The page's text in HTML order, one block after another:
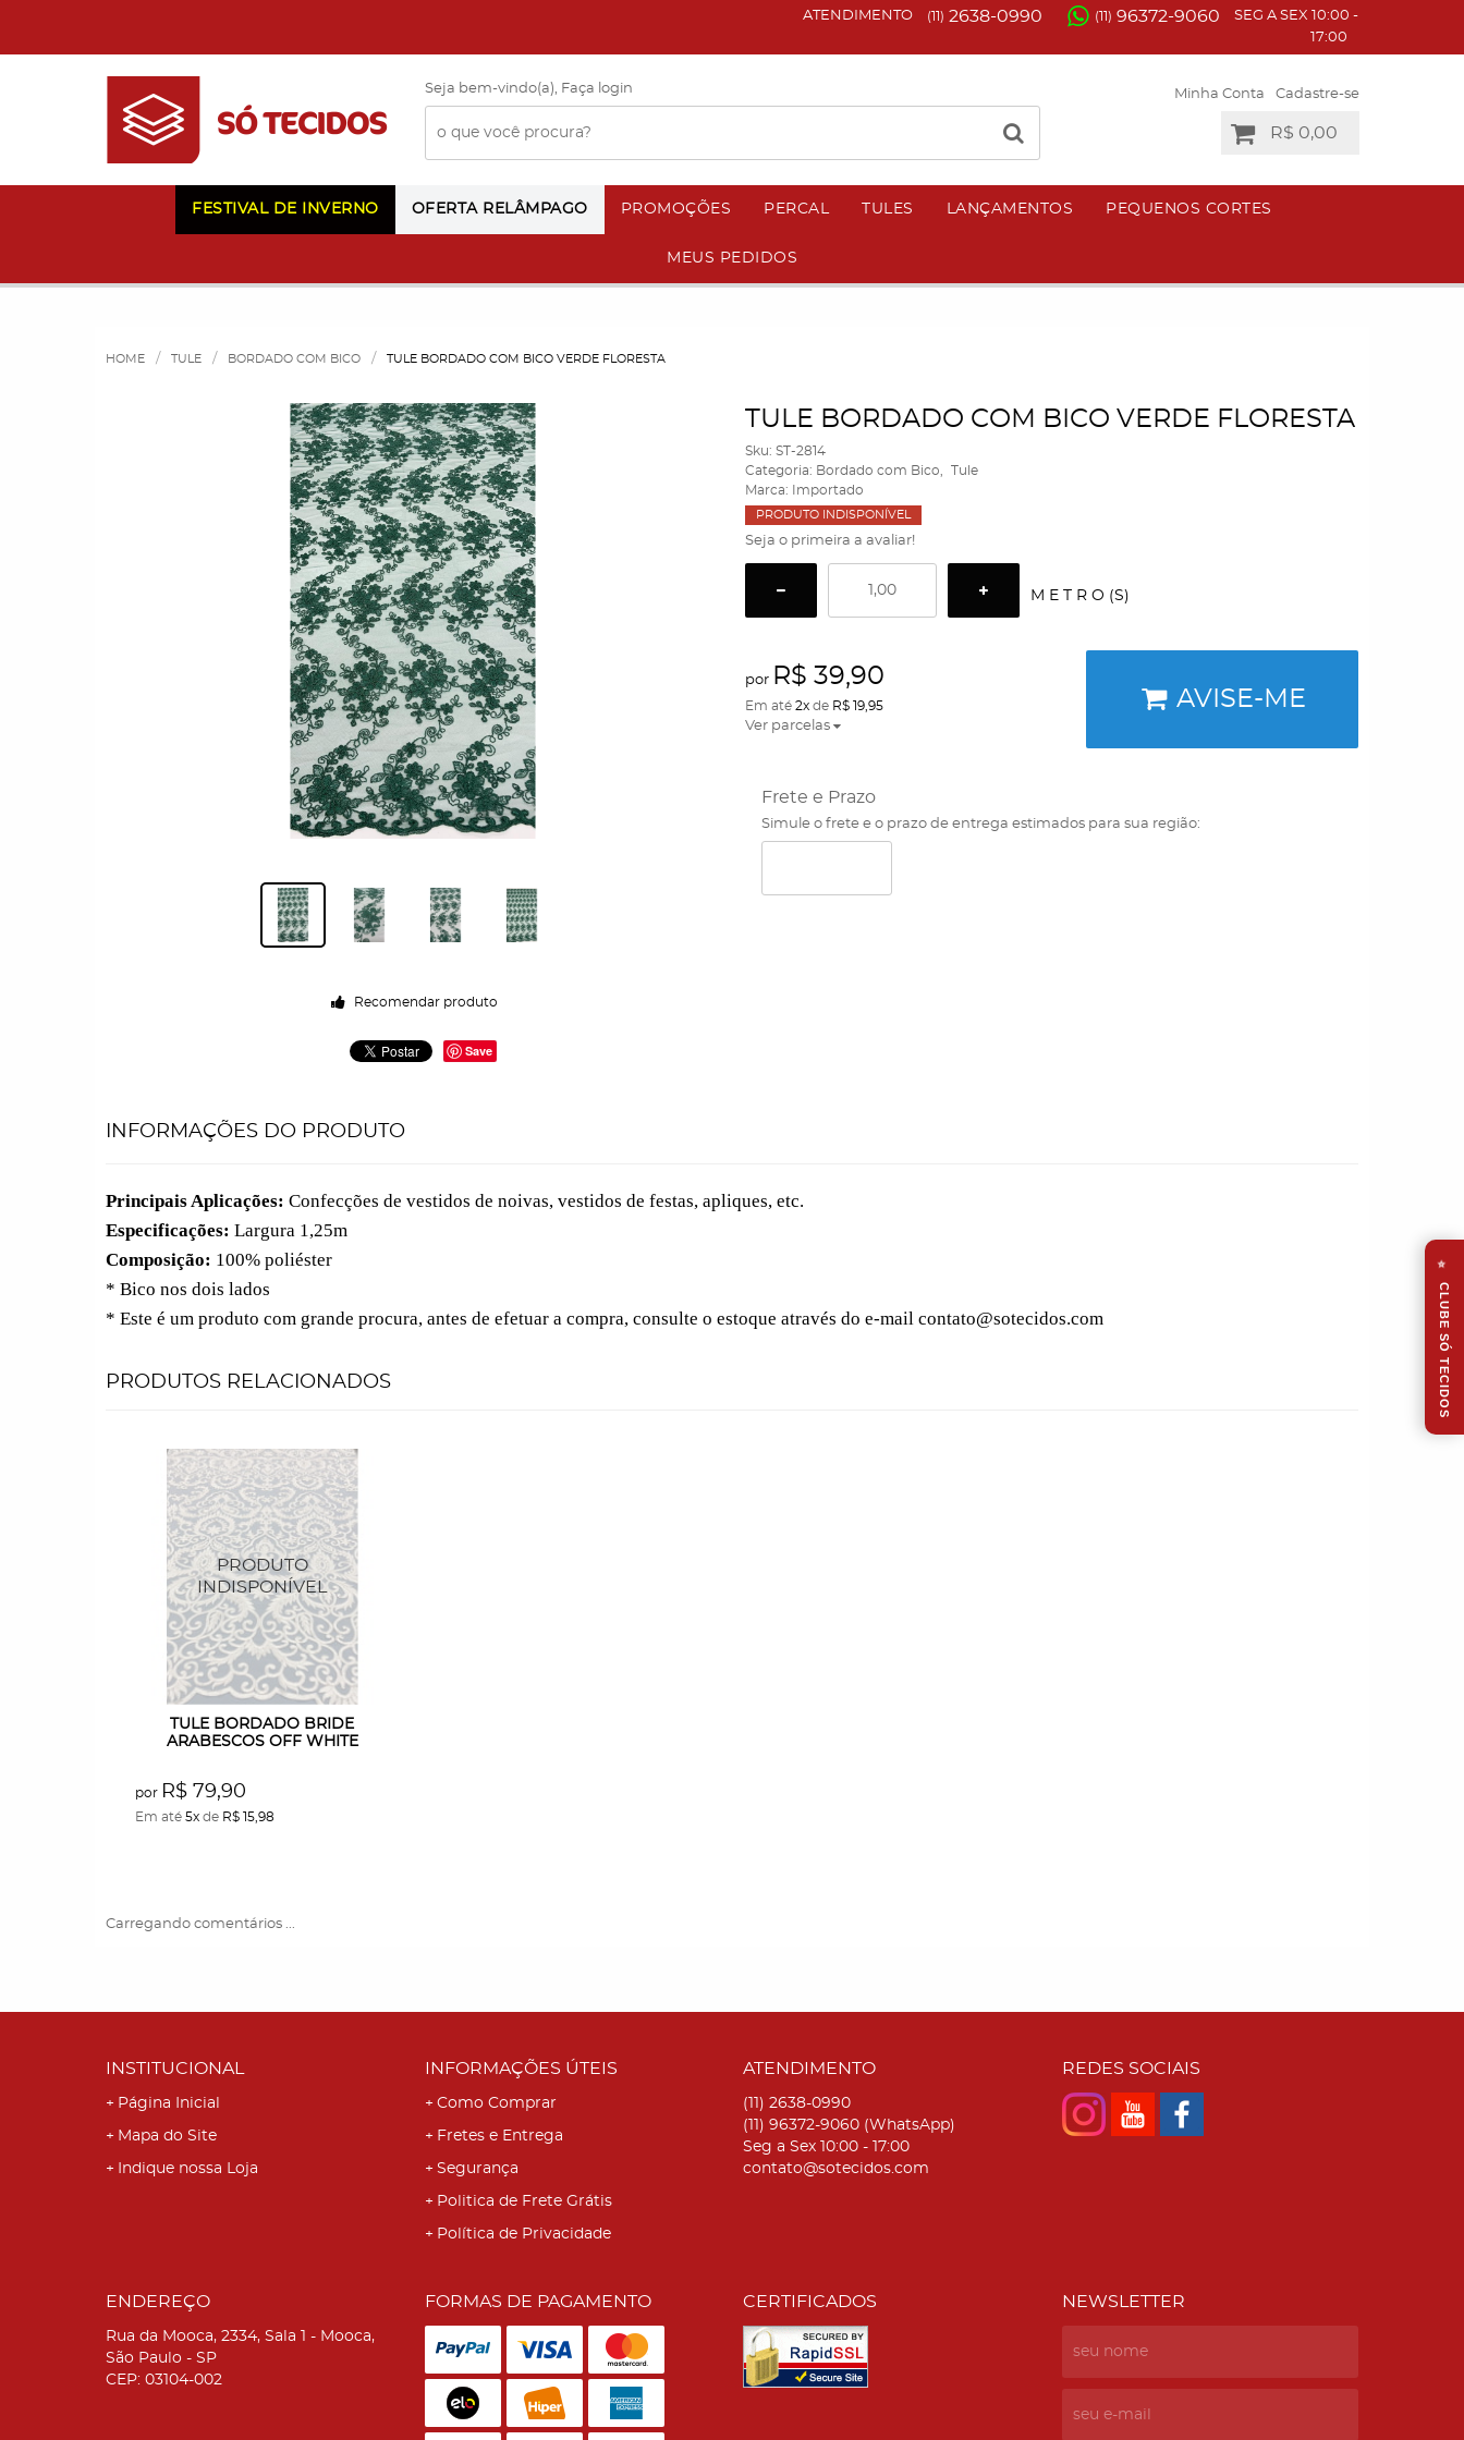
ATENDIMENTO (11) 2638-0990 (11) 96372-9060
SEG A SEX 10:00 -
17:00
Seja bem-vindo(a), Faça login Minha Conta Cadastre-se
R$ 0,00
FESTIVAL DE INVERNO OFERTA RELÂMPAGO PROMOÇÕES PERCAL TULES LANÇAMENTOS PEQUENOS CORTES
MEUS PEDIDOS
HOME TULE BORDADO COM BICO TULE BORDADO COM BICO VERDE FLORESTA
Recomendar produto
Save
TULE BORDADO COM BICO VERDE FLORESTA
Sku: ST-2814
Categoria: Bordado com Bico
Tule
Marca:
Importado
PRODUTO INDISPONÍVEL
Seja o primeira a avaliar!
M E T R O (S)
por R$ 39,90
Em até 2xde R$ 19,95
Ver parcelas
AVISE-ME
Frete e Prazo
Simule o frete e o prazo de entrega estimados para sua região:
INFORMAÇÕES DO PRODUTO
Principais Aplicações: Confecções de vestidos de noivas, vestidos de festas, apliques, etc.
Especificações: Largura 1,25m
Composição: 100% poliéster
* Bico nos dois lados
* Este é um produto com grande procura, antes de efetuar a compra, consulte o estoque através do e-mail contato@sotecidos.com
PRODUTOS RELACIONADOS
TULE BORDADO BRIDE
ARABESCOS OFF WHITE
por R$ 79,90
Em até 5xde R$ 15,98
Carregando comentários ...
INSTITUCIONAL
Página Inicial
Mapa do Site
Indique nossa Loja
INFORMAÇÕES ÚTEIS
Como Comprar
Fretes e Entrega
Segurança
Politica de Frete Grátis
Política de Privacidade
ATENDIMENTO
(11) 2638-0990
(11) 96372-9060 (WhatsApp)
Seg a Sex 10:00 - 17:00
contato@sotecidos.com
REDES SOCIAIS
ENDEREÇO
Rua da Mooca, 2334, Sala 1 - Mooca,
São Paulo - SP
CEP: 03104-002
FORMAS DE PAGAMENTO CERTIFICADOS NEWSLETTER
⭐
CLUBE SÓ TECIDOS